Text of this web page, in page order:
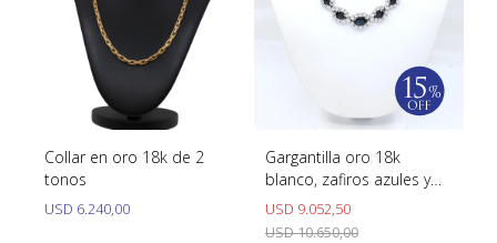
Collar en oro 18k de 2
tonos
USD 6.240,00
Gargantilla oro 18k
blanco, zafiros azules y
brillantes
USD 9.052,50
USD10.650,00